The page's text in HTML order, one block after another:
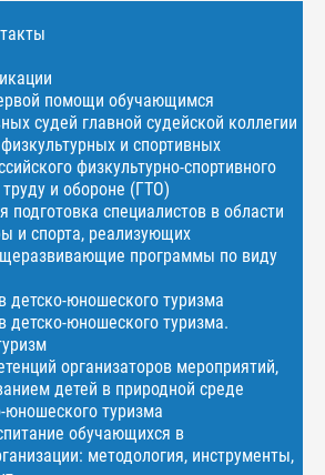
помощи обучающимся
судей главной судейской коллегии
и спортивных
физкультурно-спортивного
и обороне (ГТО)
подготовка специалистов в области
и спорта, реализующих
программы по виду
детско-юношеского туризма
детско-юношеского туризма.
организаторов мероприятий,
детей в природной среде
юношеского туризма
обучающихся в
методология, инструменты,